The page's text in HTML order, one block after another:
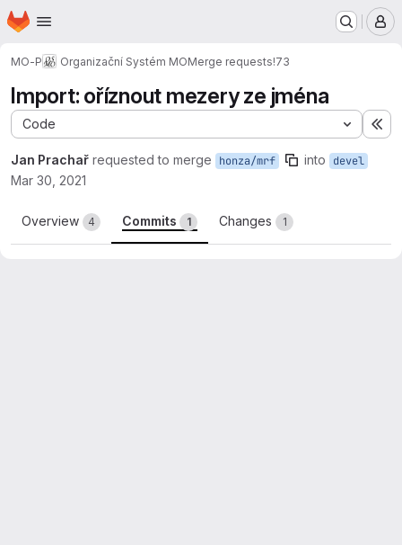
Skip to main content
Homepage
MO-P Organizační Systém MOMerge requests!73
Import: oříznout mezery ze jména
Code
Jan Prachař requested to merge honza/mrf into devel
Mar 30, 2021
Overview 4 Commits 1 Changes 1